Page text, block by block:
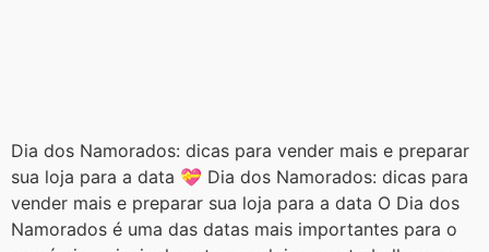
Dia dos Namorados: dicas para vender mais e preparar
sua loja para a data 💝 Dia dos Namorados: dicas para
vender mais e preparar sua loja para a data O Dia dos
Namorados é uma das datas mais importantes para o